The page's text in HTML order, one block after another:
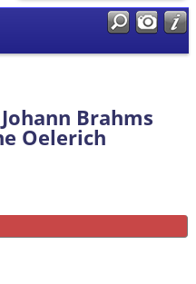
Brahms
Oelerich